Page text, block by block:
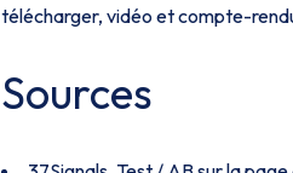
télécharger, vidéo et compte-
Sources